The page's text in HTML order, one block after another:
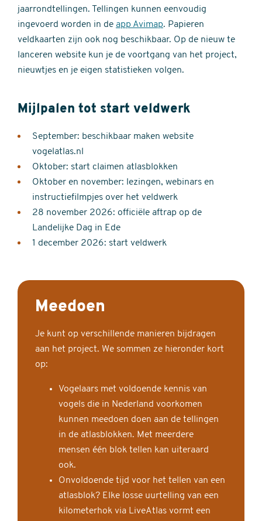
jaarrondtellingen. Tellingen kunnen eenvoudig
ingevoerd worden in de app Avimap. Papieren
veldkaarten zijn ook nog beschikbaar. Op de nieuw te
lanceren website kun je de voortgang van het project,
nieuwtjes en je eigen statistieken volgen.
Mijlpalen tot start veldwerk
September: beschikbaar maken website
vogelatlas.nl
Oktober: start claimen atlasblokken
Oktober en november: lezingen, webinars en
instructiefilmpjes over het veldwerk
28 november 2026: officiële aftrap op de
Landelijke Dag in Ede
1 december 2026: start veldwerk
Meedoen
Je kunt op verschillende manieren bijdragen
aan het project. We sommen ze hieronder kort
op:
Vogelaars met voldoende kennis van
vogels die in Nederland voorkomen
kunnen meedoen doen aan de tellingen
in de atlasblokken. Met meerdere
mensen één blok tellen kan uiteraard
ook.
Onvoldoende tijd voor het tellen van een
atlasblok? Elke losse uurtelling van een
kilometerhok via LiveAtlas vormt een